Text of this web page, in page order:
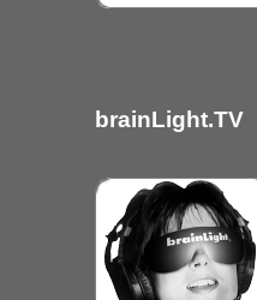
brainLight.TV